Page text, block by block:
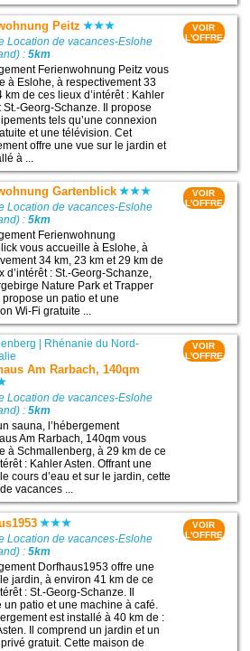
Peitz
Location de vacances-Eslohe
:5km
Ferienwohnung Peitz vous
à Eslohe, à respectivement 33
km de ces lieux d’intérêt : Kahler
St.-Georg-Schanze. Il propose
tels qu’une connexion
et une télévision. Cet
offre une vue sur le jardin et
à ...
VOIR
L'OFFRE
Gartenblick
Location de vacances-Eslohe
:5km
Ferienwohnung
vous accueille à Eslohe, à
34 km, 23 km et 29 km de
d’intérêt : St.-Georg-Schanze,
Nature Park et Trapper
propose un patio et une
Wi-Fi gratuite ...
VOIR
L'OFFRE
Rhénanie du Nord-
Am Rarbach, 140qm
Location de vacances-Eslohe
:5km
sauna, l’hébergement
Am Rarbach, 140qm vous
à Schmallenberg, à 29 km de ce
: Kahler Asten. Offrant une
cours d’eau et sur le jardin, cette
vacances ...
VOIR
L'OFFRE
Location de vacances-Eslohe
:5km
Dorfhaus1953 offre une
jardin, à environ 41 km de ce
: St.-Georg-Schanze. Il
un patio et une machine à café.
est installé à 40 km de :
Il comprend un jardin et un
gratuit. Cette maison de
VOIR
L'OFFRE